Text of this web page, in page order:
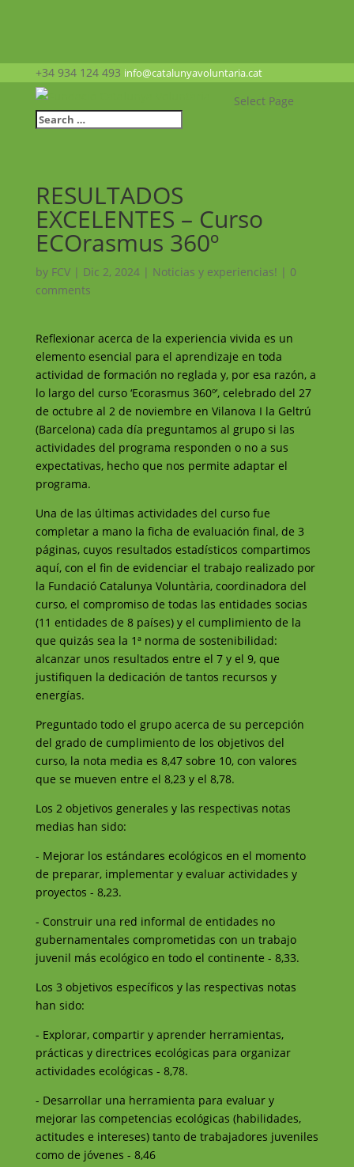
+34 934 124 493 info@catalunyavoluntaria.cat
Select Page
RESULTADOS
EXCELENTES – Curso
ECOrasmus 360º
by FCV| Dic 2, 2024| Noticias y experiencias! | 0
comments
Reflexionar acerca de la experiencia vivida es un
elemento esencial para el aprendizaje en toda
actividad de formación no reglada y, por esa razón, a
lo largo del curso ‘Ecorasmus 360º’, celebrado del 27
de octubre al 2 de noviembre en Vilanova I la Geltrú
(Barcelona) cada día preguntamos al grupo si las
actividades del programa responden o no a sus
expectativas, hecho que nos permite adaptar el
programa.
Una de las últimas actividades del curso fue
completar a mano la ficha de evaluación final, de 3
páginas, cuyos resultados estadísticos compartimos
aquí, con el fin de evidenciar el trabajo realizado por
la Fundació Catalunya Voluntària, coordinadora del
curso, el compromiso de todas las entidades socias
(11 entidades de 8 países) y el cumplimiento de la
que quizás sea la 1ª norma de sostenibilidad:
alcanzar unos resultados entre el 7 y el 9, que
justifiquen la dedicación de tantos recursos y
energías.
Preguntado todo el grupo acerca de su percepción
del grado de cumplimiento de los objetivos del
curso, la nota media es 8,47 sobre 10, con valores
que se mueven entre el 8,23 y el 8,78.
Los 2 objetivos generales y las respectivas notas
medias han sido:
- Mejorar los estándares ecológicos en el momento
de preparar, implementar y evaluar actividades y
proyectos - 8,23.
- Construir una red informal de entidades no
gubernamentales comprometidas con un trabajo
juvenil más ecológico en todo el continente - 8,33.
Los 3 objetivos específicos y las respectivas notas
han sido:
- Explorar, compartir y aprender herramientas,
prácticas y directrices ecológicas para organizar
actividades ecológicas - 8,78.
- Desarrollar una herramienta para evaluar y
mejorar las competencias ecológicas (habilidades,
actitudes e intereses) tanto de trabajadores juveniles
como de jóvenes - 8,46